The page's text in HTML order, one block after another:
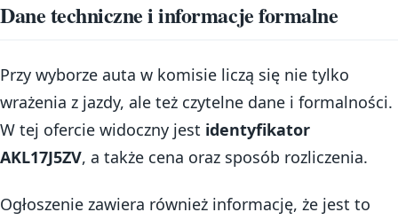
Dane techniczne i informacje formalne
Przy wyborze auta w komisie liczą się nie tylko
wrażenia z jazdy, ale też czytelne dane i formalności.
W tej ofercie widoczny jest identyfikator
AKL17J5ZV, a także cena oraz sposób rozliczenia.
Ogłoszenie zawiera również informację, że jest to